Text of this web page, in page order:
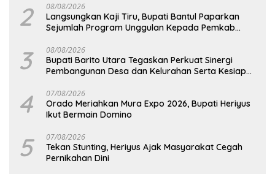
2 08/08/2026
Langsungkan Kaji Tiru, Bupati Bantul Paparkan
Sejumlah Program Unggulan Kepada Pemkab
3 08/08/2026
Bupati Barito Utara Tegaskan Perkuat Sinergi
Pembangunan Desa dan Kelurahan Serta Kesiapan
4 07/08/2026
Orado Meriahkan Mura Expo 2026, Bupati Heriyus
Ikut Bermain Domino
5 07/08/2026
Tekan Stunting, Heriyus Ajak Masyarakat Cegah
Pernikahan Dini